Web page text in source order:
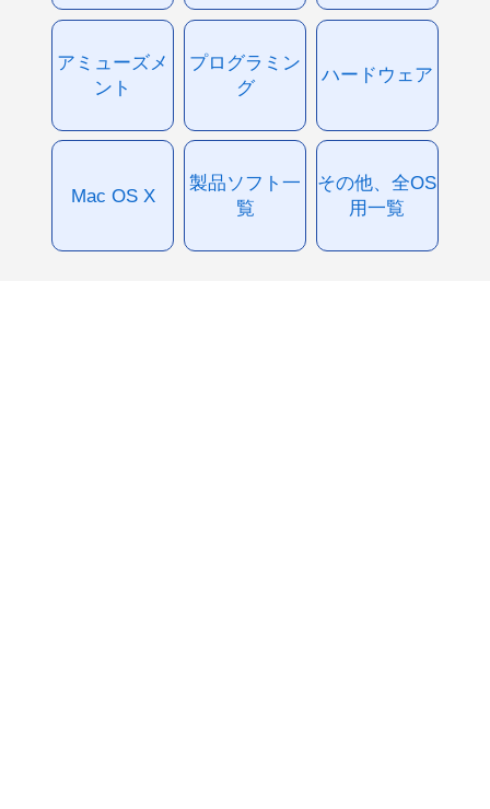
アミューズメ
ント
プログラミン
グ
ハードウェア
Mac OS X
製品ソフト一
覧
その他、全OS
用一覧